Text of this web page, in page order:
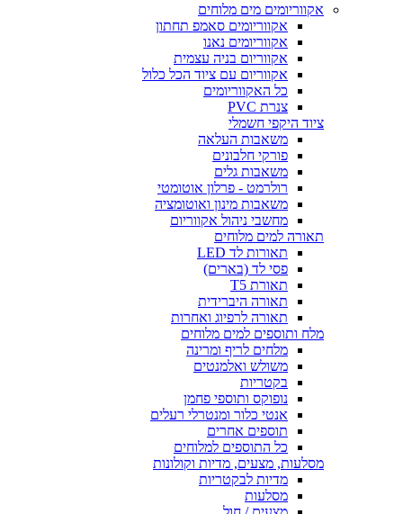
אקווריומים מים מלוחים
אקווריומים סאמפ תחתון
אקווריומים נאנו
אקווריום בניה עצמית
אקווריום עם ציוד הכל כלול
כל האקווריומים
צנרת PVC
ציוד היקפי חשמלי
משאבות העלאה
פורקי חלבונים
משאבות גלים
רולרמט - פרלון אוטומטי
משאבות מינון ואוטומציה
מחשבי ניהול אקווריום
תאורה למים מלוחים
תאורות לד LED
פסי לד (בארים)
תאורת T5
תאורה היברידית
תאורה לרפיוג ואחרות
מלח ותוספים למים מלוחים
מלחים לריף ומרינה
משולש ואלמנטים
בקטריות
נופוקס ותוספי פחמן
אנטי כלור ומנטרלי רעלים
תוספים אחרים
כל התוספים למלוחים
מסלעות, מצעים, מדיות וקולונות
מדיות לבקטריות
מסלעות